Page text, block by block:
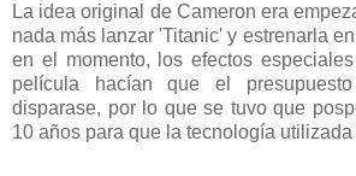
La idea original de Cameron era
nada más lanzar 'Titanic' y estrenarla
en el momento, los efectos
película hacían que el
disparase, por lo que se tuvo que
10 años para que la tecnología